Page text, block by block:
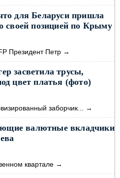
для Беларуси пришла
своей позицией по Крыму
Президент Петр →
засветила трусы,
цвет платья (фото)
заборчик... →
валютные вкладчики
квартале →